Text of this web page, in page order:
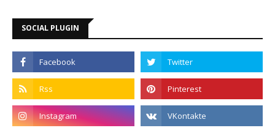
SOCIAL PLUGIN